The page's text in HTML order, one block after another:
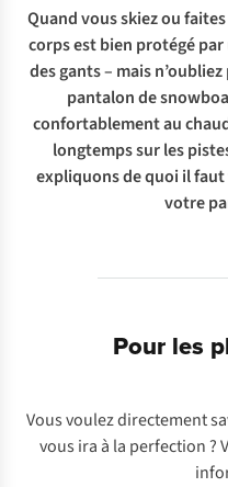
Quand vous skiez ou
corps est bien protégé
des gants – mais
pantalon de
confortablement au
longtemps sur les
expliquons de quoi il
votre
Pour les
Vous voulez directement
vous ira à la perfection ?